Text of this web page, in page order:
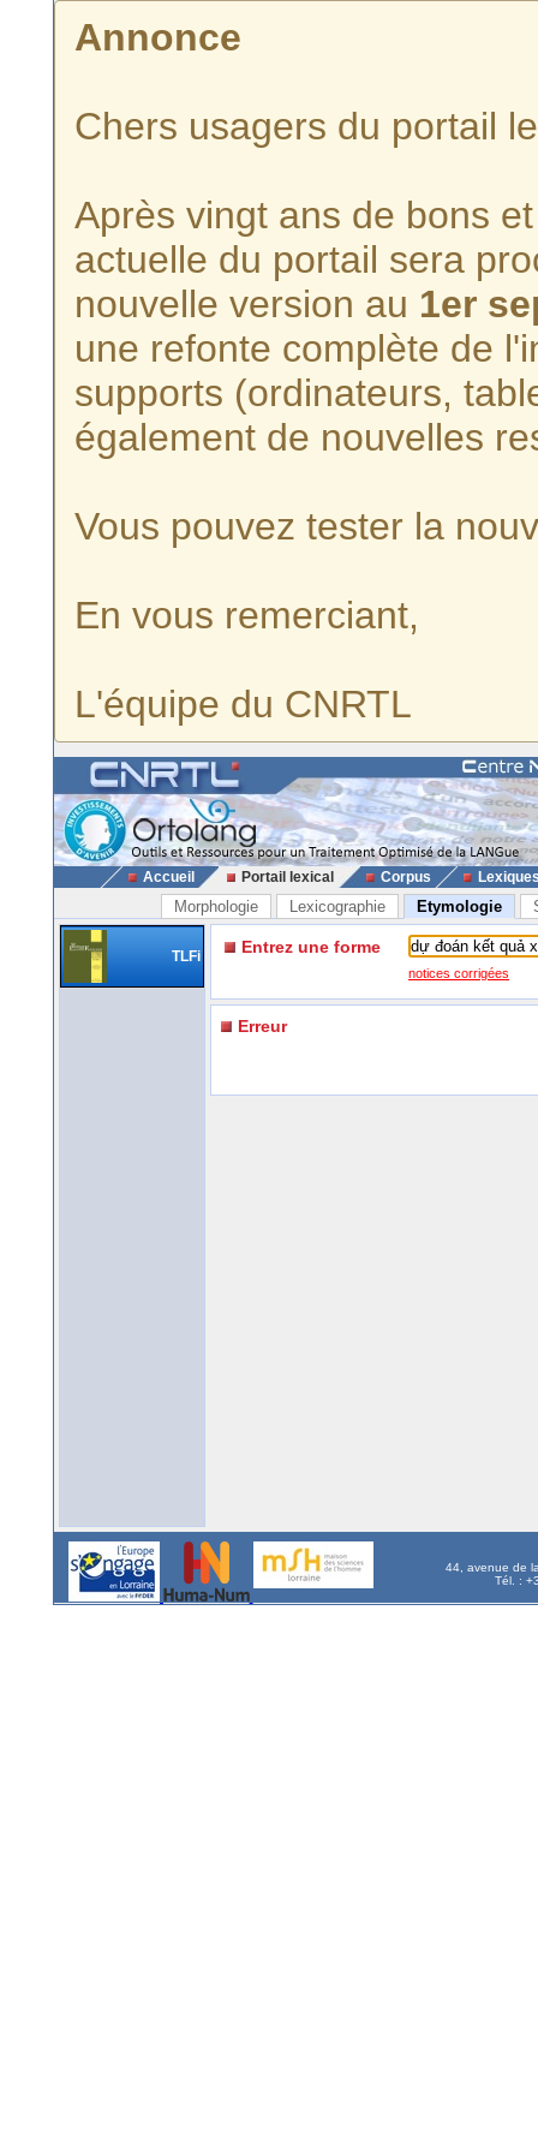
Annonce
Chers usagers du portail
Après vingt ans de bons
actuelle du portail sera
nouvelle version au 1er
une refonte complète de
supports (ordinateurs,
également de nouvelles
Vous pouvez tester la
En vous remerciant,
L'équipe du CNRTL
Accueil Portail lexical Corpus
Morphologie Lexicographie Etymologie
TLFi Entrez une forme
notices corrigées
Erreur
44, avenue de
Tél. :